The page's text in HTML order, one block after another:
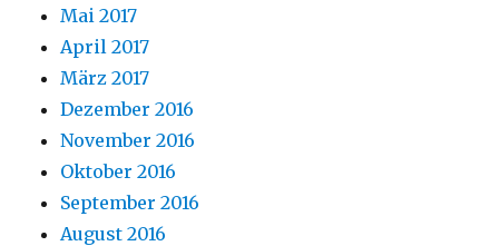
Mai 2017
April 2017
März 2017
Dezember 2016
November 2016
Oktober 2016
September 2016
August 2016